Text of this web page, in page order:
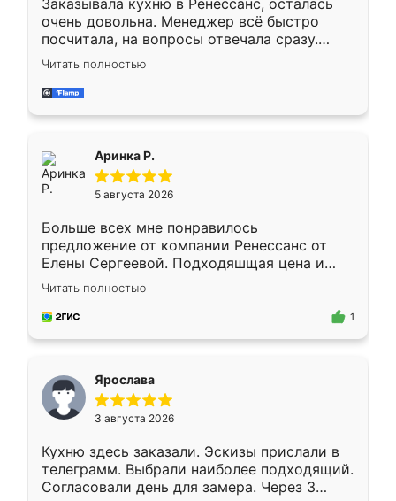
Заказывала кухню в Ренессанс, осталась
очень довольна. Менеджер всё быстро
посчитала, на вопросы отвечала сразу.
Замерщик приехал в субботу, подошёл к
делу со всей ответственностью. Собрали
за день, ребята работали аккуратно, даже
Читать полностью
Аринка Р.
5 августа 2026
Больше всех мне понравилось
предложение от компании Ренессанс от
Елены Сергеевой. Подходяшщая цена и
короткие сроки изготовления. Приехавший
для замера сотрудник Владислав
предложил по моему эскизу самый
Читать полностью
1
Ярослава
3 августа 2026
Кухню здесь заказали. Эскизы прислали в
телеграмм. Выбрали наиболее подходящий.
Согласовали день для замера. Через 3